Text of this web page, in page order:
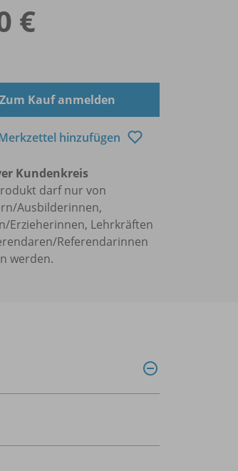
€
Zum Kauf anmelden
hinzufügen
Kundenkreis
darf nur von
Ausbilderinnen,
Erzieherinnen, Lehrkräften
Referendarinnen
werden.